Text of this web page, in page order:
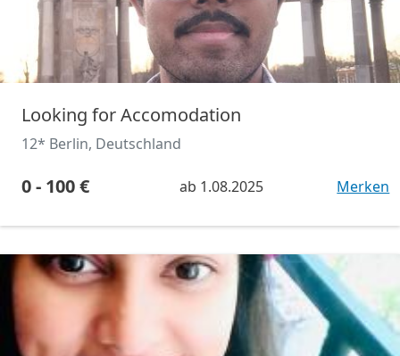
Looking for Accomodation
12* Berlin, Deutschland
0 - 100 € ab 1.08.2025 Merken